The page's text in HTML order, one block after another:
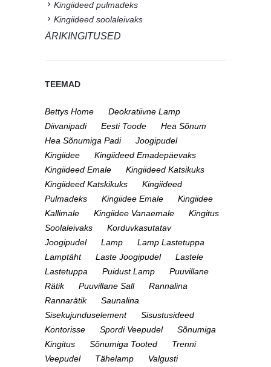
Kingiideed pulmadeks
Kingiideed soolaleivaks
ÄRIKINGITUSED
TEEMAD
Bettys Home
Deokratiivne Lamp
Diivanipadi
Eesti Toode
Hea Sõnum
Hea Sõnumiga Padi
Joogipudel
Kingiidee
Kingiideed Emadepäevaks
Kingiideed Emale
Kingiideed Katsikuks
Kingiideed Katskikuks
Kingiideed
Pulmadeks
Kingiidee Emale
Kingiidee
Kallimale
Kingiidee Vanaemale
Kingitus
Soolaleivaks
Korduvkasutatav
Joogipudel
Lamp
Lamp Lastetuppa
Lamptäht
Laste Joogipudel
Lastele
Lastetuppa
Puidust Lamp
Puuvillane
Rätik
Puuvillane Sall
Rannalina
Rannarätik
Saunalina
Sisekujunduselement
Sisustusideed
Kontorisse
Spordi Veepudel
Sõnumiga
Kingitus
Sõnumiga Tooted
Trenni
Veepudel
Tähelamp
Valgusti